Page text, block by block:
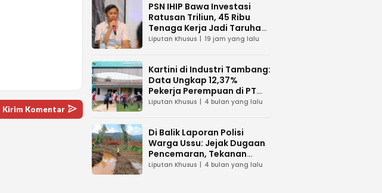
PSN IHIP Bawa Investasi
Ratusan Triliun, 45 Ribu
Tenaga Kerja Jadi Taruhan
di Balik Polemik Lahan Laoli
Liputan Khusus 19 jam yang lalu
Kartini di Industri Tambang:
Data Ungkap 12,37%
Pekerja Perempuan di PT
Vale Indonesia
Liputan Khusus 4 bulan yang lalu
Di Balik Laporan Polisi
Warga Ussu: Jejak Dugaan
Pencemaran, Tekanan
Hukum, dan Desakan
Liputan Khusus 4 bulan yang lalu